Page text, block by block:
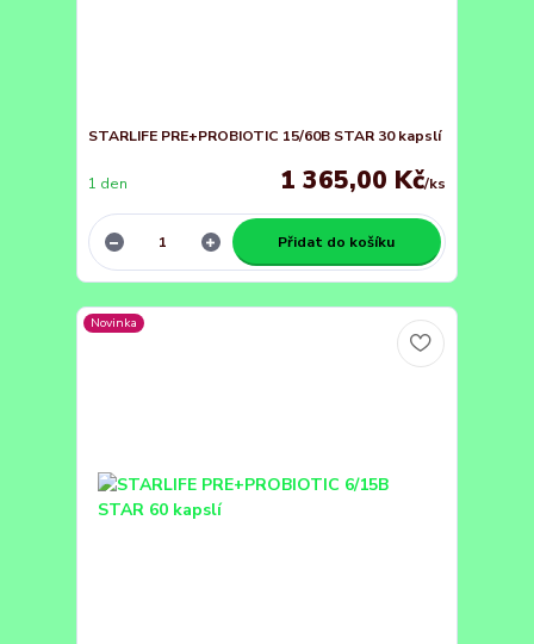
STARLIFE PRE+PROBIOTIC 15/60B STAR 30 kapslí
1 365,00 Kč/ks
1 den
Přidat do košíku
Novinka